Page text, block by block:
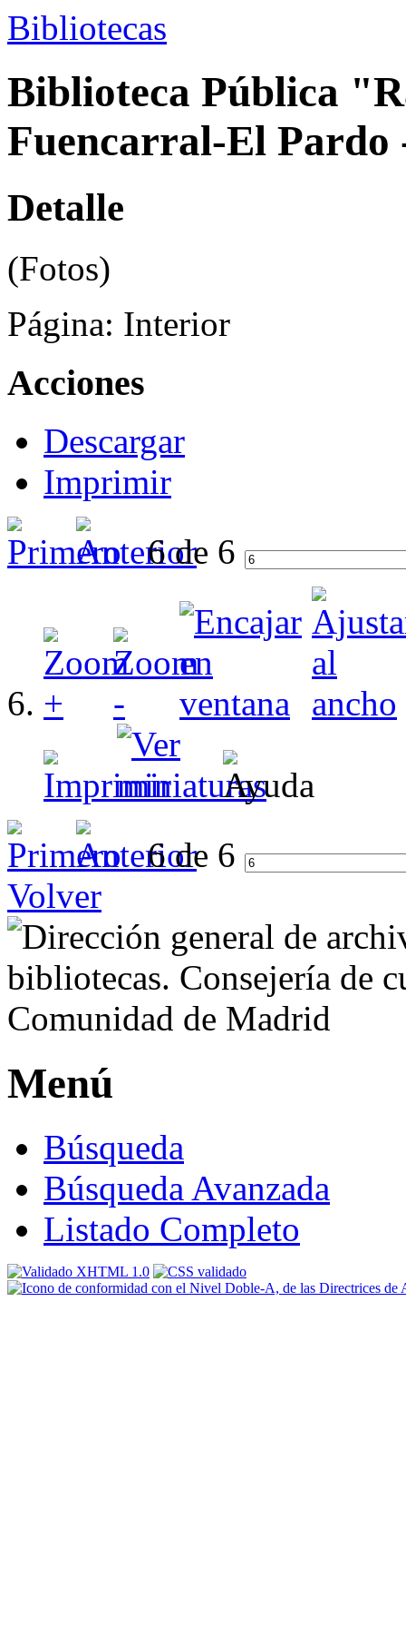
Bibliotecas
Biblioteca Pública
Fuencarral-El Pardo
Detalle
(Fotos)
Página: Interior
Acciones
Descargar
Imprimir
6 de 6
6 de 6
Volver
Menú
Búsqueda
Búsqueda Avanzada
Listado Completo